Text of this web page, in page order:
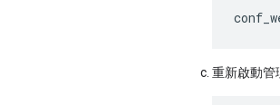
重新啟動管